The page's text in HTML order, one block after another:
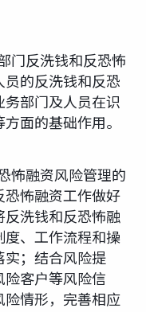
门反洗钱和反恐怖
的反洗钱和反恐
部门及人员在识
面的基础作用。
怖融资风险管理的
恐怖融资工作做好
反洗钱和反恐怖融
度、工作流程和操
实；结合风险提
险客户等风险信
险情形，完善相应